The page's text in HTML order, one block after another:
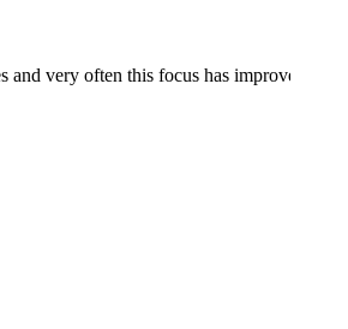
very often this focus has improved
i forbindelse med omstrukturering i